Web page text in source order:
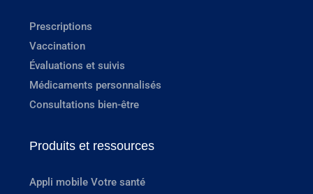
Prescriptions
Vaccination
Évaluations et suivis
Médicaments personnalisés
Consultations bien-être
Produits et ressources
Appli mobile Votre santé